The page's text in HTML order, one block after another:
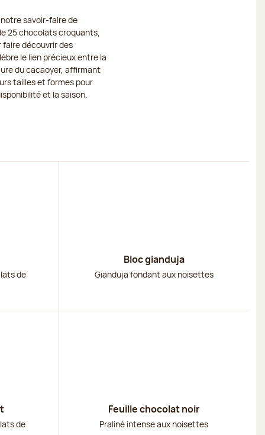
savoir-faire de
25 chocolats croquants,
découvrir des
le lien précieux entre la
du cacaoyer, affirmant
tailles et formes pour
et la saison.
de
Bloc gianduja
Gianduja fondant aux noisettes
de
Feuille chocolat noir
Praliné intense aux noisettes